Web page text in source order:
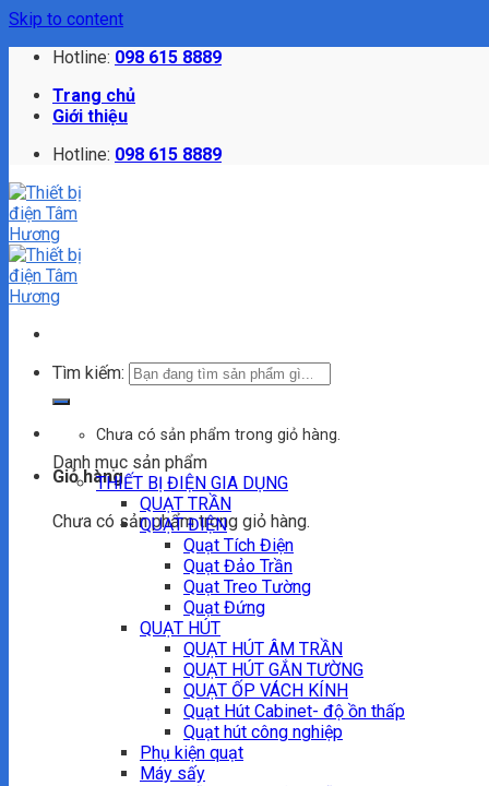
Skip to content
Hotline: 098 615 8889
Trang chủ
Giới thiệu
Hotline: 098 615 8889
Tìm kiếm:
Chưa có sản phẩm trong giỏ hàng.
Giỏ hàng
Chưa có sản phẩm trong giỏ hàng.
Danh mục sản phẩm
THIẾT BỊ ĐIỆN GIA DỤNG
QUẠT TRẦN
QUẠT ĐIỆN
Quạt Tích Điện
Quạt Đảo Trần
Quạt Treo Tường
Quạt Đứng
QUẠT HÚT
QUẠT HÚT ÂM TRẦN
QUẠT HÚT GẮN TƯỜNG
QUẠT ỐP VÁCH KÍNH
Quạt Hút Cabinet- độ ồn thấp
Quạt hút công nghiệp
Phụ kiện quạt
Máy sấy